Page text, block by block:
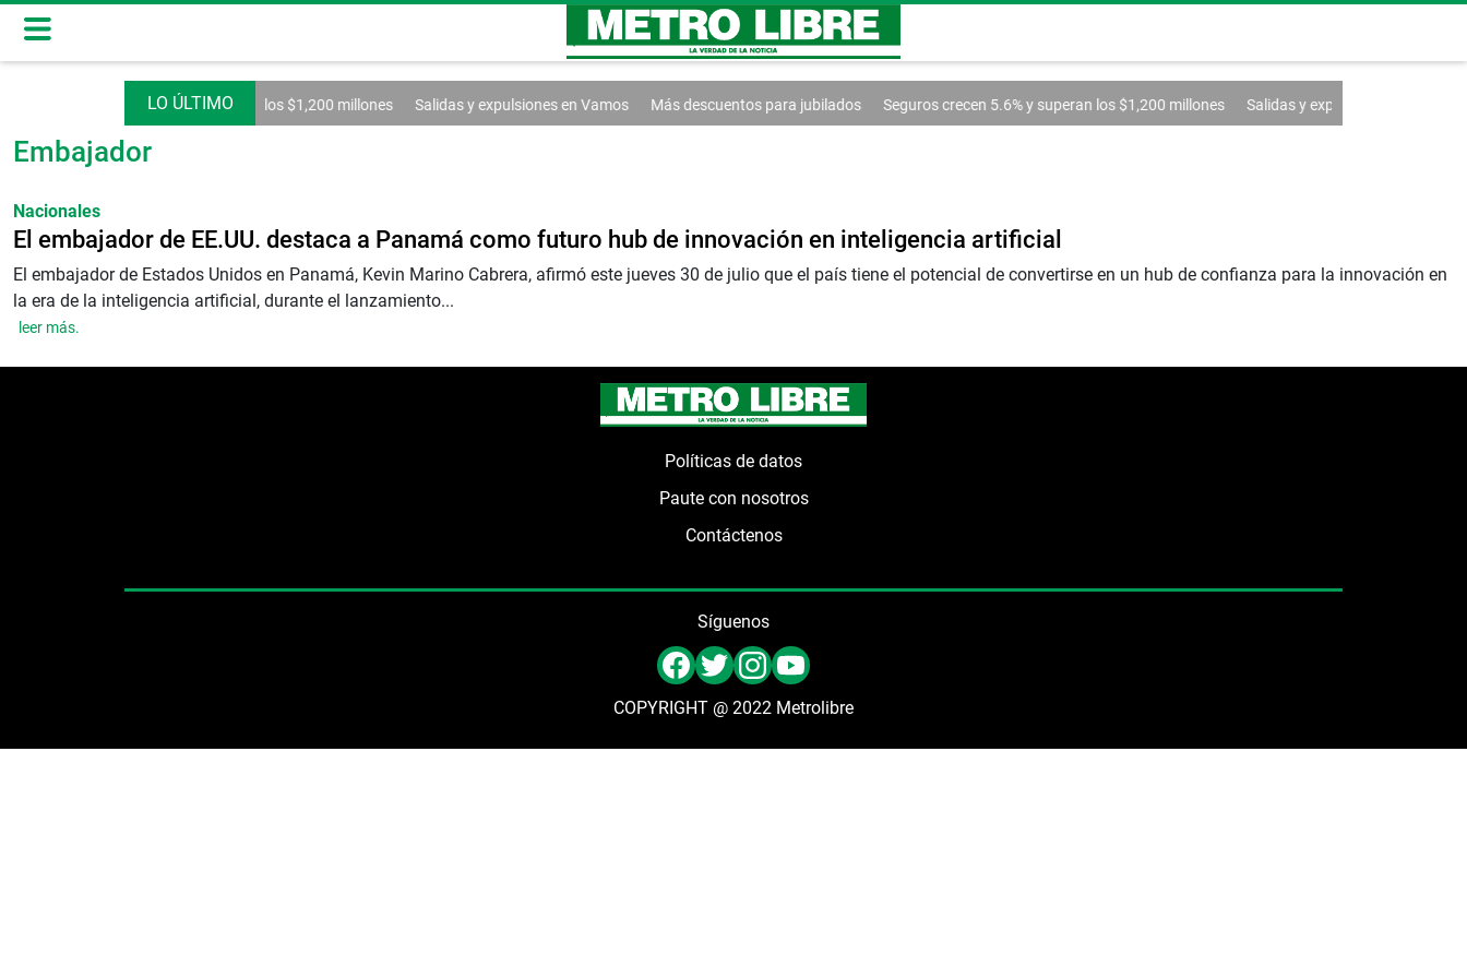
Seguros crecen 5.6% y superan los $1,200 millones Salidas y expulsiones en Vamos Más descuentos para jubilados Seguros crecen 5.6% y superan los $1,200 millones Salidas y expulsiones en Vamos
Embajador
Nacionales
El embajador de EE.UU. destaca a Panamá como futuro hub de innovación en inteligencia artificial
El embajador de Estados Unidos en Panamá, Kevin Marino Cabrera, afirmó este jueves 30 de julio que el país tiene el potencial de convertirse en un hub de confianza para la innovación en
la era de la inteligencia artificial, durante el lanzamiento...
leer más.
Políticas de datos
Paute con nosotros
Contáctenos
Síguenos
COPYRIGHT @ 2022 Metrolibre